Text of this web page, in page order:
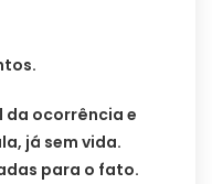
da ocorrência e
já sem vida.
para o fato.